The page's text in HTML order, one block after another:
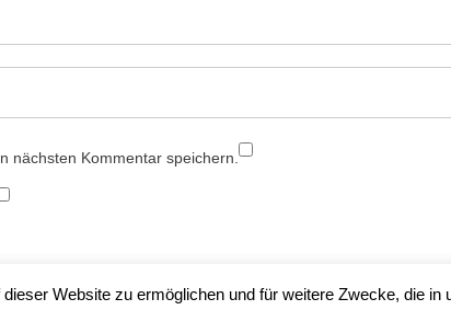
nächsten Kommentar speichern.
Website zu ermöglichen und für weitere Zwecke, die